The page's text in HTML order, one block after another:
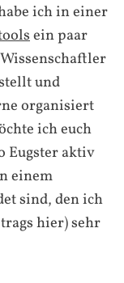
ich in einer
ein paar
und
organisiert
ich euch
Eugster aktiv
einem
sind, den ich
hier) sehr